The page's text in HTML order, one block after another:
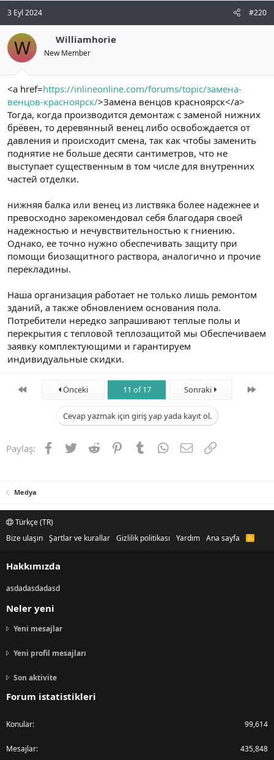
3 Eyl 2024 #220
W Williamhorie
New Member
<a href=https://inlineonline.com/forums/topic/замена-
венцов-красноярск/>Замена венцов красноярск</a>
Тогда, когда производится демонтаж с заменой нижних
брёвен, то деревянный венец либо освобождается от
давления и происходит смена, так как чтобы заменить
поднятие не больше десяти сантиметров, что не
выступает существенным в том числе для внутренних
частей отделки.
нижняя балка или венец из листвяка более надежнее и
превосходно зарекомендовал себя благодаря своей
надежностью и нечувствительностью к гниению.
Однако, ее точно нужно обеспечивать защиту при
помощи биозащитного раствора, аналогично и прочие
перекладины.
Наша организация работает не только лишь ремонтом
зданий, а также обновлением основания пола.
Потребители нередко запрашивают теплые полы и
перекрытия с тепловой теплозащитой мы Обеспечиваем
заявку комплектующими и гарантируем
индивидуальные скидки.
First Önceki 11 of 17 Sonraki Son
Cevap yazmak için giriş yap yada kayıt ol.
Paylaş: Facebook
TwitterReddit PinterestTumblrWhatsApp
E-postaLink
Medya
Türkçe (TR)
Bize ulaşın Şartlar ve kurallar Gizlilik politikası Yardım Ana sayfa
R
Hakkımızda
asdadasdadasd
Neler yeni
Yeni mesajlar
Yeni profil mesajları
Son aktivite
Forum istatistikleri
Konular 99,614
Mesajlar 435,848